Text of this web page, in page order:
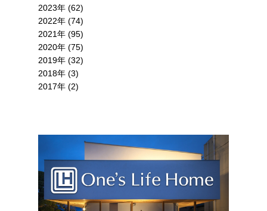
2023年 (62)
2022年 (74)
2021年 (95)
2020年 (75)
2019年 (32)
2018年 (3)
2017年 (2)